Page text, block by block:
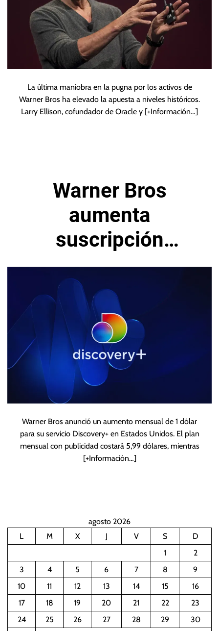
La última maniobra en la pugna por los activos de
Warner Bros ha elevado la apuesta a niveles históricos.
Larry Ellison, cofundador de Oracle y [+Información…]
Warner Bros
aumenta
suscripción
mensual de
Discovery+
Warner Bros anunció un aumento mensual de 1 dólar
para su servicio Discovery+ en Estados Unidos. El plan
mensual con publicidad costará 5,99 dólares, mientras
[+Información…]
agosto 2026
L
M X J V S
D
1
2
3
4 5 6 7 8
9
10
11 12 13 14 15
16
17
18 19 20 21 22
23
24
25 26 27 28 29 30